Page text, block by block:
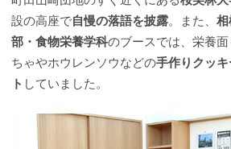
設の高座で自慢の落語を披露。また、 相
部・食物栄養学科のブースでは、栄養
ちゃやホウレンソウなどの手作りクッ
ト していました。